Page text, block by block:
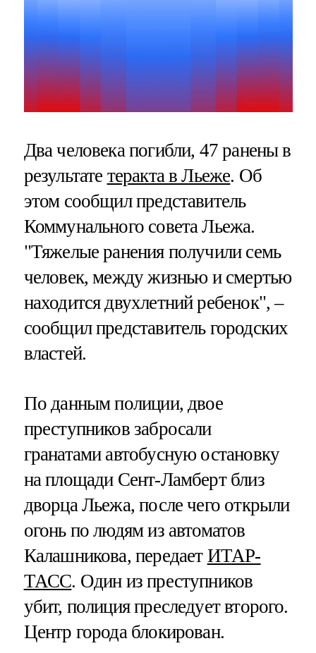
Два человека погибли, 47 ранены в
результате теракта в Льеже. Об
этом сообщил представитель
Коммунального совета Льежа.
"Тяжелые ранения получили семь
человек, между жизнью и смертью
находится двухлетний ребенок", –
сообщил представитель городских
властей.
По данным полиции, двое
преступников забросали
гранатами автобусную остановку
на площади Сент-Ламберт близ
дворца Льежа, после чего открыли
огонь по людям из автоматов
Калашникова, передает ИТАР-
ТАСС. Один из преступников
убит, полиция преследует второго.
Центр города блокирован.